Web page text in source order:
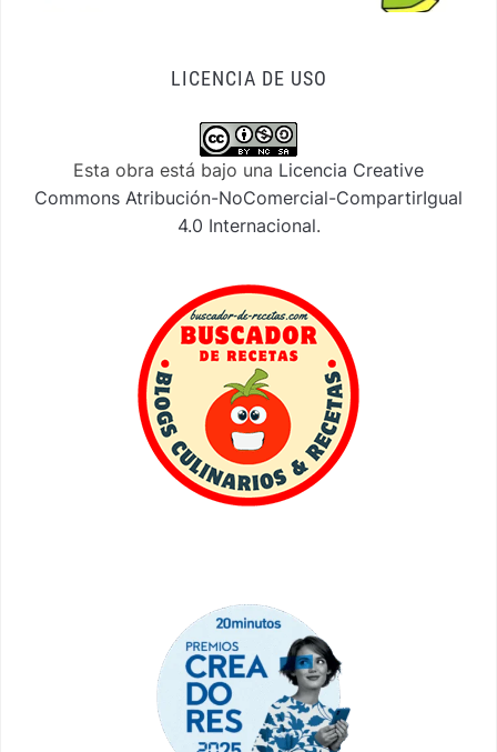
LICENCIA DE USO
Esta obra está bajo una Licencia Creative
Commons Atribución-NoComercial-CompartirIgual
4.0 Internacional.